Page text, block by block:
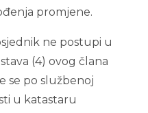
promjene.
ne postupi u
(4) ovog člana
se po službenoj
u katastaru